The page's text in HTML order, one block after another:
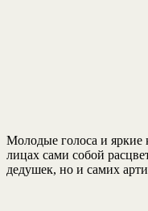
Молодые голоса и яркие
лицах сами собой
дедушек, но и самих